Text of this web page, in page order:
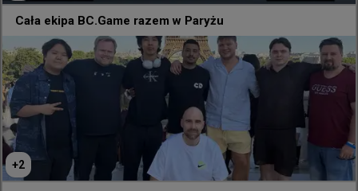
Cała ekipa BC.Game razem w Paryżu
+2